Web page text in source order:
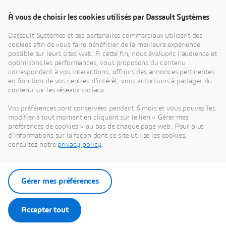
La mer: une source inépuisable
d'énergie renouvelable
Naval Énergies utilise la plateforme
éoliennes offshore et la valorisation d’eau de
mer des profondeurs.
À vous de choisir les cookies utilisés par Dassault Systèmes
Dassault Systèmes et ses partenaires commerciaux utilisent des
cookies afin de vous faire bénéficier de la meilleure expérience
possible sur leurs sites web. À cette fin, nous évaluons l'audience et
optimisons les performances, vous proposons du contenu
correspondant à vos interactions, offrons des annonces pertinentes
en fonction de vos centres d'intérêt, vous autorisons à partager du
contenu sur les réseaux sociaux.
Vos préférences sont conservées pendant 6 mois et vous pouvez les
modifier à tout moment en cliquant sur le lien « Gérer mes
préférences de cookies » au bas de chaque page web. Pour plus
d'informations sur la façon dont ce site utilise les cookies,
consultez notre privacy policy.
Accepter tout
Gérer mes préférences